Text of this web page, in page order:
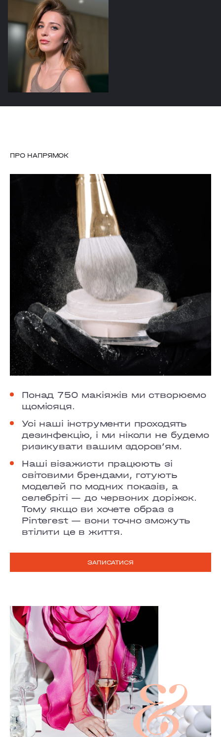
ПРО НАПРЯМОК
Понад 750 макіяжів ми створюємо
щомісяця.
Усі наші інструменти проходять
дезинфекцію, і ми ніколи не будемо
ризикувати вашим здоровʼям.
Наші візажисти працюють зі
світовими брендами, готують
моделей по модних показів, а
селебріті — до червоних доріжок.
Тому якщо ви хочете образ з
Pinterest — вони точно зможуть
втілити це в життя.
ЗАПИСАТИСЯ